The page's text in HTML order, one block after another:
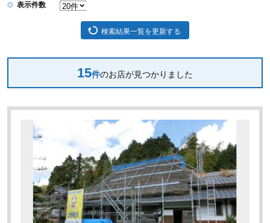
表示件数
検索結果一覧を更新する
15件のお店が見つかりました